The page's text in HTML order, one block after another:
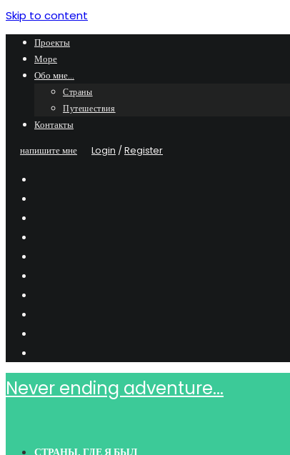
Skip to content
Проекты
Море
Обо мне…
Страны
Путешествия
Контакты
напишите мне
Login /Register
Never ending adventure...
СТРАНЫ, ГДЕ Я БЫЛ